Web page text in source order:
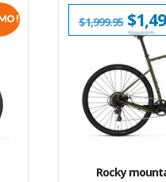
!
Rocky
$1,999.95 LE
PRIX
$